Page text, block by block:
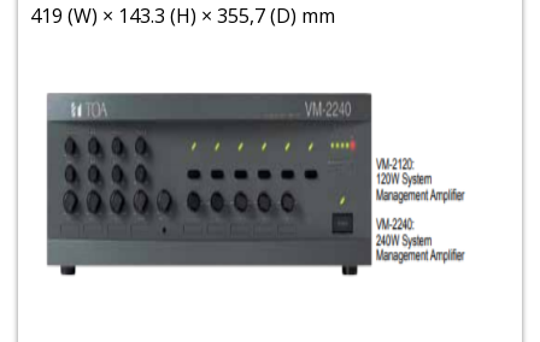
419 (W) × 143.3 (H) × 355,7 (D) mm